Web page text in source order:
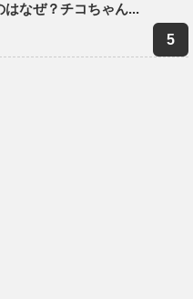
はなぜ？チコちゃん...